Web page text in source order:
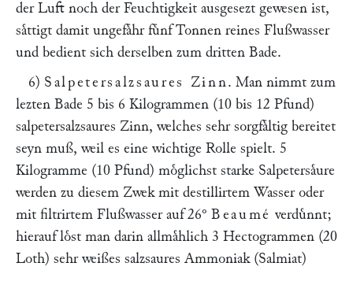
der Luft noch der Feuchtigkeit ausgesezt gewesen ist,
saͤttigt damit ungefaͤhr fuͤnf Tonnen reines Flußwasser
und bedient sich derselben zum dritten Bade.
6) Salpetersalzsaures Zinn. Man nimmt zum
lezten Bade 5 bis 6 Kilogrammen (10 bis 12 Pfund)
salpetersalzsaures Zinn, welches sehr sorgfaͤltig bereitet
seyn muß, weil es eine wichtige Rolle spielt. 5
Kilogramme (10 Pfund) moͤglichst starke Salpetersaͤure
werden zu diesem Zwek mit destillirtem Wasser oder
mit filtrirtem Flußwasser auf 26° Beaumé verduͤnnt;
hierauf loͤst man darin allmaͤhlich 3 Hectogrammen (20
Loth) sehr weißes salzsaures Ammoniak (Salmiat)